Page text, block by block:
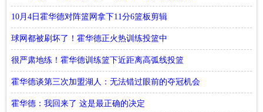
10月4日霍华德对阵篮网拿下11分6篮板剪辑
球网都被刷坏了！霍华德正火热训练投篮中
很严肃地练！霍华德训练篮下近距离高弧线投篮
霍华德谈第三次加盟湖人：无法错过眼前的夺冠机会
霍华德：我回来了 这是最正确的决定